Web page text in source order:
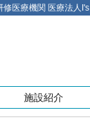
医療機関 医療法人
施設紹介